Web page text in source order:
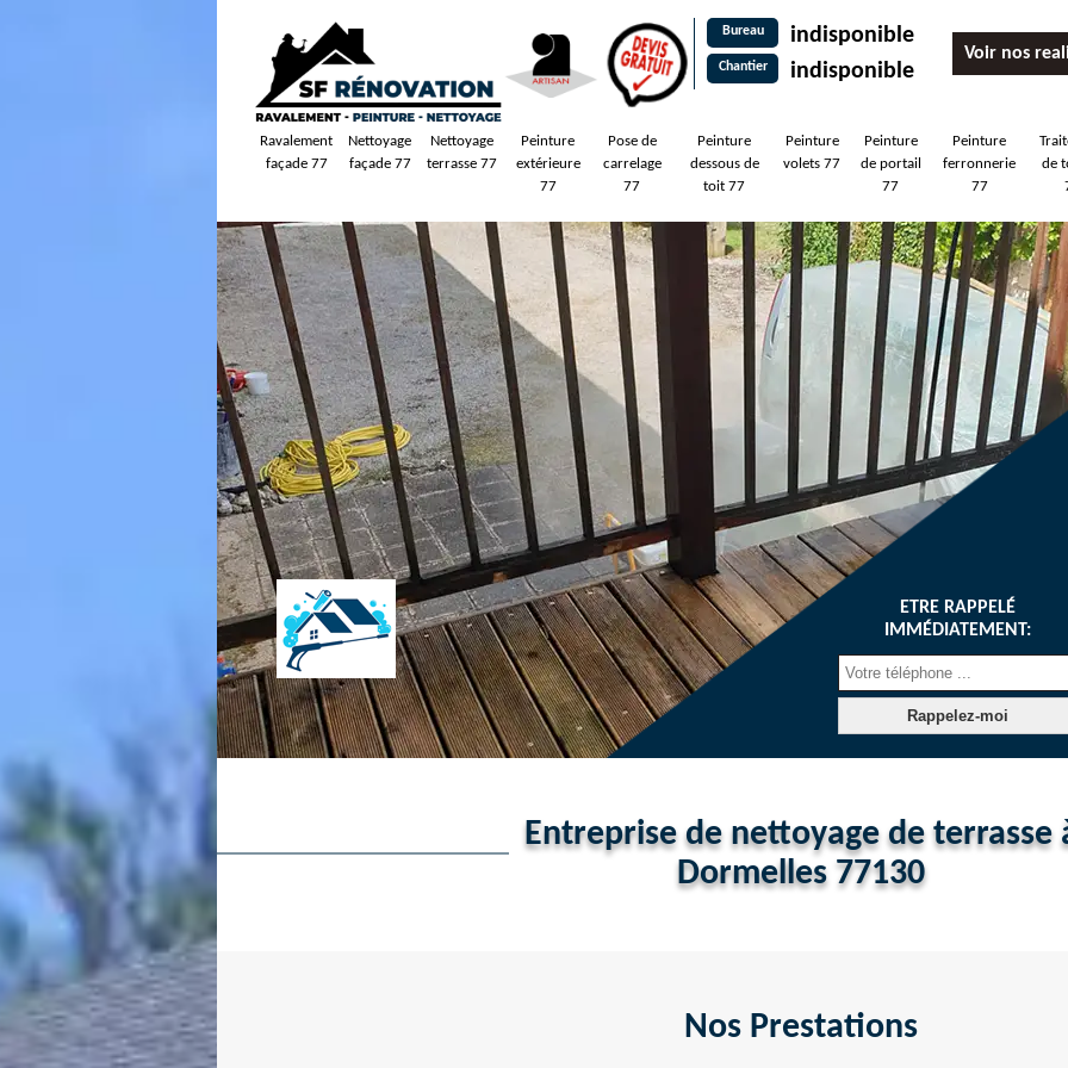
Bureau indisponible
Chantier indisponible
Voir nos
Ravalement
façade 77
Nettoyage
façade 77
Nettoyage
terrasse 77
Peinture
extérieure
77
Pose de
carrelage
77
Peinture
dessous de
toit 77
Peinture
volets 77
Peinture
de portail
77
Peinture
ferronnerie
77
de
ETRE RAPPELÉ
IMMÉDIATEMENT:
Entreprise de nettoyage de terrasse
Dormelles 77130
Nos Prestations